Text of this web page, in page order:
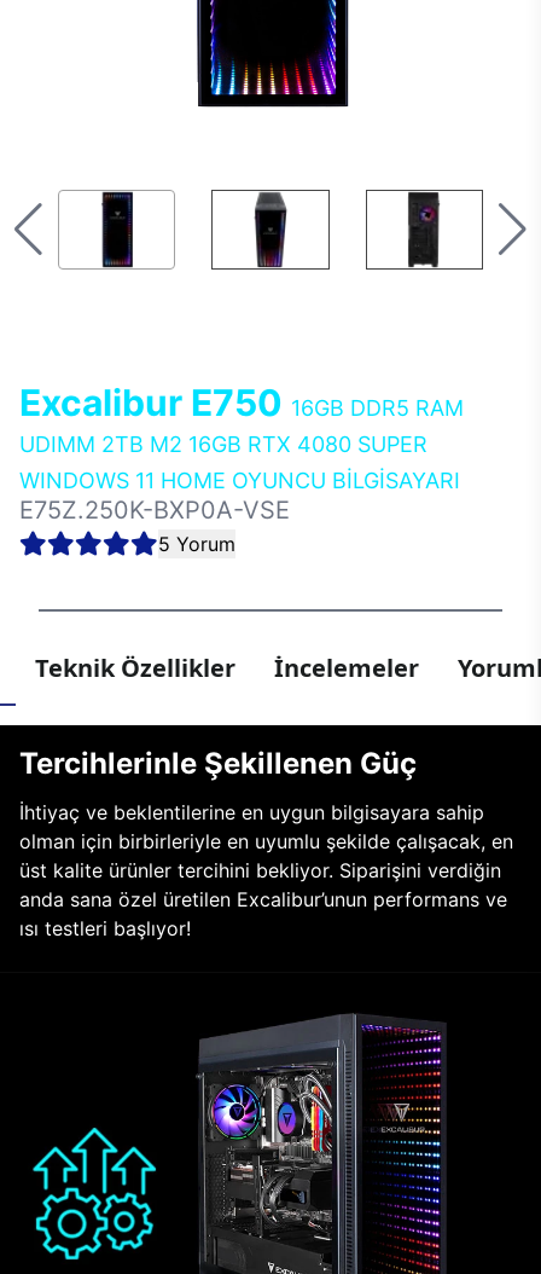
Excalibur E750 16GB DDR5 RAM
UDIMM 2TB M2 16GB RTX 4080 SUPER
WINDOWS 11 HOME OYUNCU BİLGİSAYARI
E75Z.250K-BXP0A-VSE
5 Yorum
Teknik Özellikler İncelemeler
Tercihlerinle Şekillenen Güç
İhtiyaç ve beklentilerine en uygun bilgisayara sahip
olman için birbirleriyle en uyumlu şekilde çalışacak, en
üst kalite ürünler tercihini bekliyor. Siparişini verdiğin
anda sana özel üretilen Excalibur’unun performans ve
ısı testleri başlıyor!